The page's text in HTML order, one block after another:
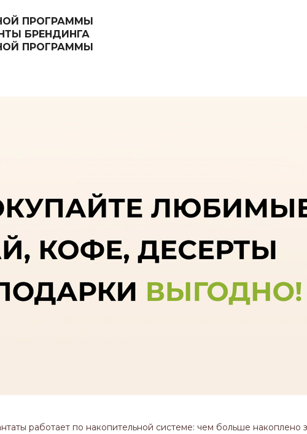
ПРОГРАММЫ
БРЕНДИНГА
ПРОГРАММЫ
работает по накопительной системе: чем больше